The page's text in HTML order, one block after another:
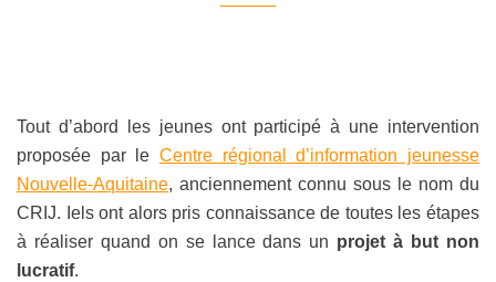
Tout d’abord les jeunes ont participé à une intervention
proposée par le Centre régional d’information jeunesse
Nouvelle-Aquitaine, anciennement connu sous le nom du
CRIJ. Iels ont alors pris connaissance de toutes les étapes
à réaliser quand on se lance dans un projet à but non
lucratif.